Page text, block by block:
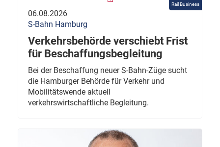
Rail Business
06.08.2026
S-Bahn Hamburg
Verkehrsbehörde verschiebt Frist
für Beschaffungsbegleitung
Bei der Beschaffung neuer S-Bahn-Züge sucht
die Hamburger Behörde für Verkehr und
Mobilitätswende aktuell
verkehrswirtschaftliche Begleitung.